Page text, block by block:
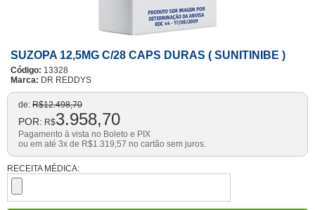
SUZOPA 12,5MG C/28 CAPS DURAS ( SUNITINIBE )
Código: 13328
Marca: DR REDDYS
de: R$12.498,70
POR: R$3.958,70
Pagamento à vista no Boleto e PIX
ou em até 3x de R$1.319,57 no cartão sem juros.
RECEITA MÉDICA: